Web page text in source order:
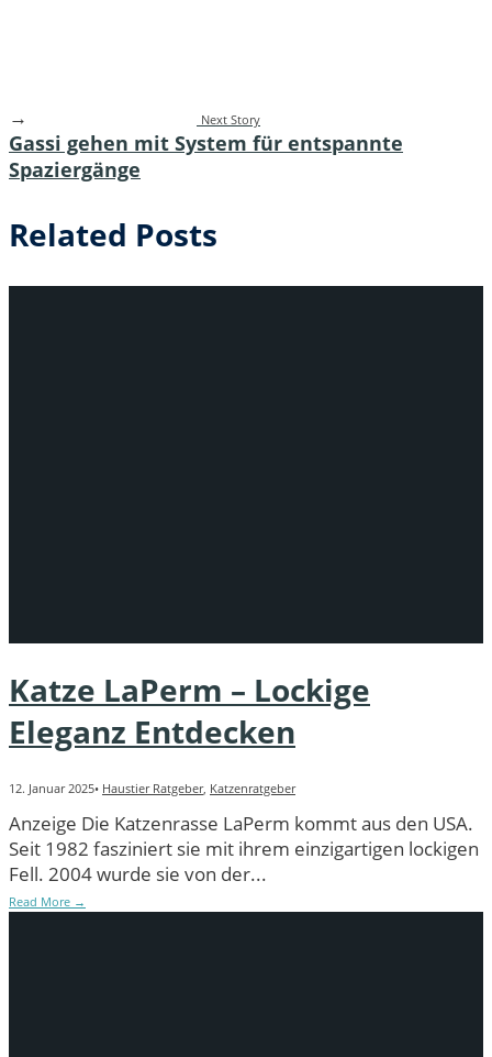
→ Next Story
Gassi gehen mit System für entspannte
Spaziergänge
Related Posts
Katze LaPerm – Lockige
Eleganz Entdecken
12. Januar 2025• Haustier Ratgeber, Katzenratgeber
Anzeige Die Katzenrasse LaPerm kommt aus den USA.
Seit 1982 fasziniert sie mit ihrem einzigartigen lockigen
Fell. 2004 wurde sie von der...
Read More →